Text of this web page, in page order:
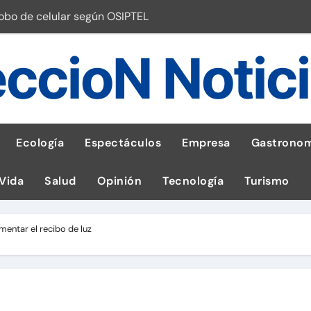
de celular según OSIPTEL
¡Descarga la app de Meridianbet y gana una jugada gratis
inspirado en la fuerza de un volcán
1,600 equipos educativos
por ignorar distancias de seguridad
Ecología Espectáculos Empresa
Salud Opinión Tecnología Turismo
el recibo de luz